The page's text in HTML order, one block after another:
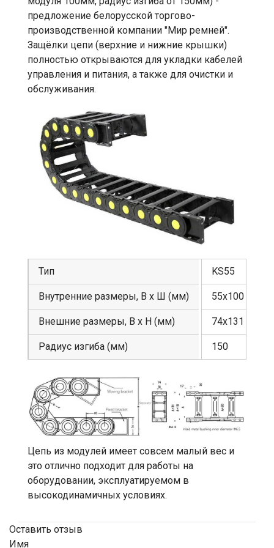
предложение белорусской торгово-
производственной компании "Мир ремней".
Защёлки цепи (верхние и нижние крышки)
полностью открываются для укладки кабелей
управления и питания, а также для очистки и
обслуживания.
Тип
Внутренние размеры, В х Ш (мм)
Внешние размеры, В х Н (мм)
Радиус изгиба (мм)
KS55
55х100
74х131
150
Цепь из модулей имеет совсем малый вес и
это отлично подходит для работы на
оборудовании, эксплуатируемом в
высокодинамичных условиях.
Оставить отзыв
Имя